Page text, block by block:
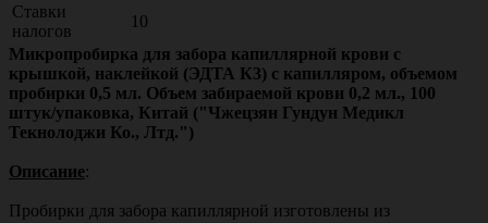
Ставки
налогов
10
Микропробирка для забора капиллярной крови с
крышкой, наклейкой (ЭДТА К3) с капилляром, объемом
пробирки 0,5 мл. Объем забираемой крови 0,2 мл., 100
штук/упаковка, Китай ("Чжецзян Гундун Медикл
Текнолоджи Ко., Лтд.")
Описание:
Пробирки для забора капиллярной изготовлены из